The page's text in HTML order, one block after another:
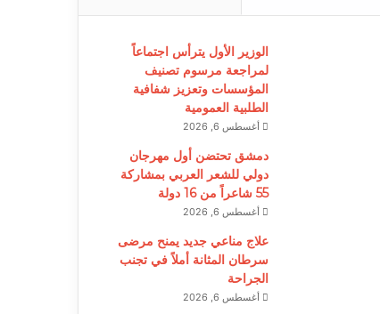
الوزير الأول يترأس اجتماعاً
لمراجعة مرسوم تصنيف
المؤسسات وتعزيز شفافية
الطلبية العمومية
أغسطس 6, 2026
دمشق تحتضن أول مهرجان
دولي للشعر العربي بمشاركة
55 شاعراً من 16 دولة
أغسطس 6, 2026
علاج مناعي جديد يمنح مرضى
سرطان المثانة أملاً في تجنب
الجراحة
أغسطس 6, 2026